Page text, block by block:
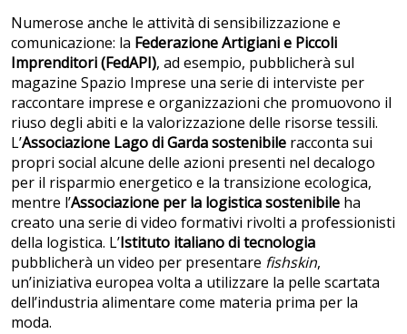
Numerose anche le attività di sensibilizzazione e
comunicazione: la Federazione Artigiani e Piccoli
Imprenditori (FedAPI), ad esempio, pubblicherà sul
magazine Spazio Imprese una serie di interviste per
raccontare imprese e organizzazioni che promuovono il
riuso degli abiti e la valorizzazione delle risorse tessili.
L’Associazione Lago di Garda sostenibile racconta sui
propri social alcune delle azioni presenti nel decalogo
per il risparmio energetico e la transizione ecologica,
mentre l’Associazione per la logistica sostenibile ha
creato una serie di video formativi rivolti a professionisti
della logistica. L’Istituto italiano di tecnologia
pubblicherà un video per presentare fishskin,
un’iniziativa europea volta a utilizzare la pelle scartata
dell’industria alimentare come materia prima per la
moda.